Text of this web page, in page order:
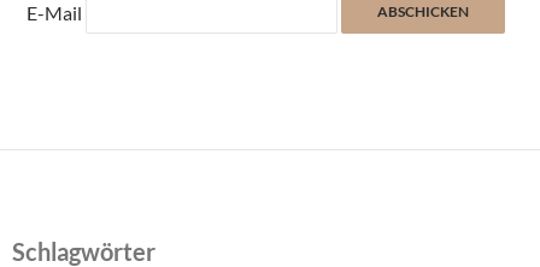
E-Mail
Schlagwörter